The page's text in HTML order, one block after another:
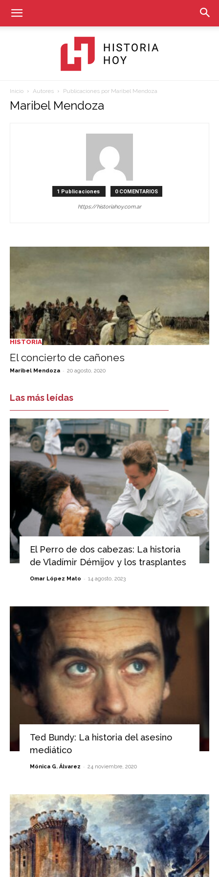
Historia
Inicio Autores Publicaciones por Maribel Mendoza
Maribel Mendoza
1 Publicaciones 0 COMENTARIOS
https://historiahoy.com.ar
HISTORIA
El concierto de cañones
Maribel Mendoza - 20 agosto, 2020
Las más leídas
El Perro de dos cabezas: La historia
de Vladímir Démijov y los trasplantes
Omar López Mato - 14 agosto, 2023
Ted Bundy: La historia del asesino
mediático
Mónica G. Álvarez - 24 noviembre, 2020